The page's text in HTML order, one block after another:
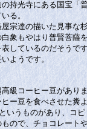
持光寺にある国宝「
る。
宗達の描いた見事な
象もやはり普賢菩薩
しているのだそうで
ようです。
級コーヒー豆があり
ー豆を食べさせた糞
いうものがあり、コ
ので、チョコレート